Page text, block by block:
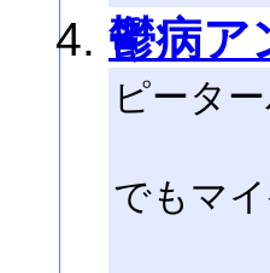
鬱病ア
ピータ
でもマ